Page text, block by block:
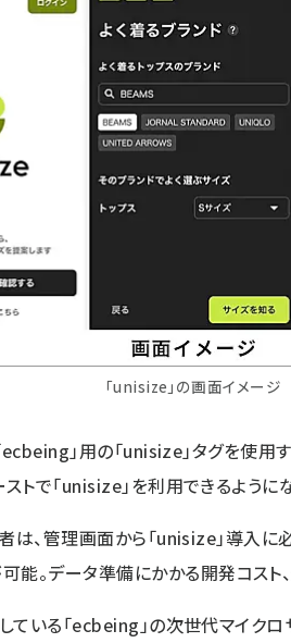
「unisize」の画面イメージ
」用の「unisize」タグを使用
トで「unisize」を利用できるように
は、管理画面から「unisize」導入
能。データ準備にかかる開発コスト
ている「ecbeing」の次世代マイク